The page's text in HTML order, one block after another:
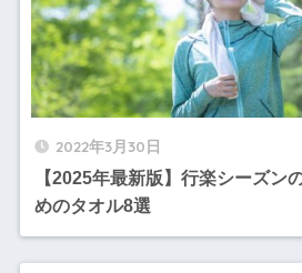
2022年3月30日
【2025年最新版】行楽シーズン
めのタオル8選